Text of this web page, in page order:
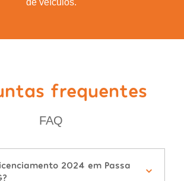
de veículos.
frequentes
FAQ
2024 em Passa